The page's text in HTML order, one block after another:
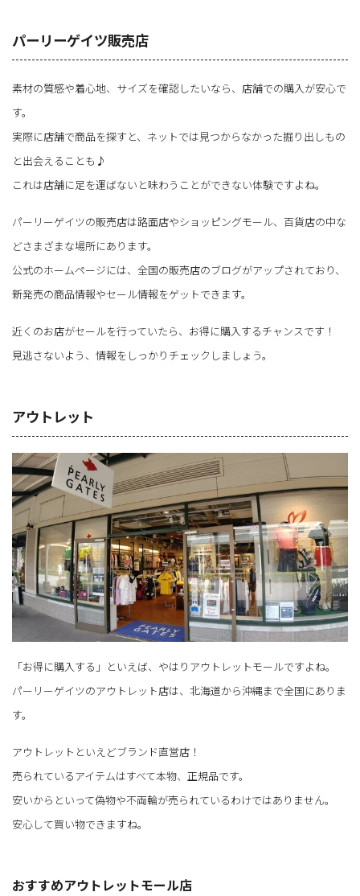
パーリーゲイツ販売店
素材の質感や着心地、サイズを確認したいなら、店舗での購入が安心で
す。
実際に店舗で商品を探すと、ネットでは見つからなかった掘り出しもの
と出会えることも♪
これは店舗に足を運ばないと味わうことができない体験ですよね。
パーリーゲイツの販売店は路面店やショッピングモール、百貨店の中な
どさまざまな場所にあります。
公式のホームページには、全国の販売店のブログがアップされており、
新発売の商品情報やセール情報をゲットできます。
近くのお店がセールを行っていたら、お得に購入するチャンスです！
見逃さないよう、情報をしっかりチェックしましょう。
アウトレット
「お得に購入する」といえば、やはりアウトレットモールですよね。
パーリーゲイツのアウトレット店は、北海道から沖縄まで全国にありま
す。
アウトレットといえどブランド直営店！
売られているアイテムはすべて本物、正規品です。
安いからといって偽物や不両輪が売られているわけではありません。
安心して買い物できますね。
おすすめアウトレットモール店